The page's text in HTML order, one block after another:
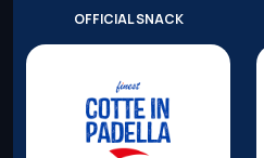
OFFICIAL SNACK